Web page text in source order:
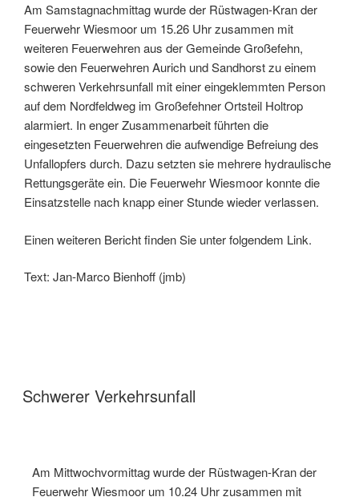
Am Samstagnachmittag wurde der Rüstwagen-Kran der
Feuerwehr Wiesmoor um 15.26 Uhr zusammen mit
weiteren Feuerwehren aus der Gemeinde Großefehn,
sowie den Feuerwehren Aurich und Sandhorst zu einem
schweren Verkehrsunfall mit einer eingeklemmten Person
auf dem Nordfeldweg im Großefehner Ortsteil Holtrop
alarmiert. In enger Zusammenarbeit führten die
eingesetzten Feuerwehren die aufwendige Befreiung des
Unfallopfers durch. Dazu setzten sie mehrere hydraulische
Rettungsgeräte ein. Die Feuerwehr Wiesmoor konnte die
Einsatzstelle nach knapp einer Stunde wieder verlassen.
Einen weiteren Bericht finden Sie unter folgendem Link.
Text: Jan-Marco Bienhoff (jmb)
Schwerer Verkehrsunfall
Am Mittwochvormittag wurde der Rüstwagen-Kran der
Feuerwehr Wiesmoor um 10.24 Uhr zusammen mit